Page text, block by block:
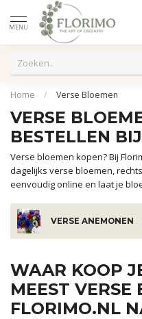
MENU
Home / Verse Bloemen
VERSE
BESTELLEN
Verse bloemen kopen? Bij
dagelijks verse bloemen,
eenvoudig online en laat je
VERSE ANEMONEN
WAAR KOOP
MEEST VERSE
FLORIMO.NL